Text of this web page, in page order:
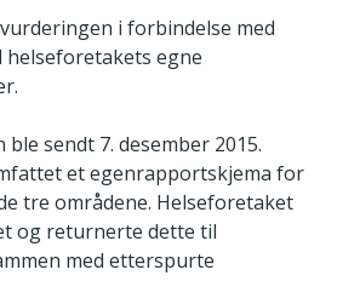
i forbindelse med
egne
ble sendt 7. desember 2015.
et egenrapportskjema for
tre områdene. Helseforetaket
og returnerte dette til
med etterspurte